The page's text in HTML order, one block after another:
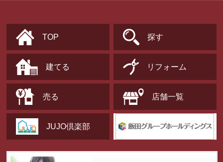
TOP 探す
建てる リフォーム
売る 店舗一覧
JUJO倶楽部